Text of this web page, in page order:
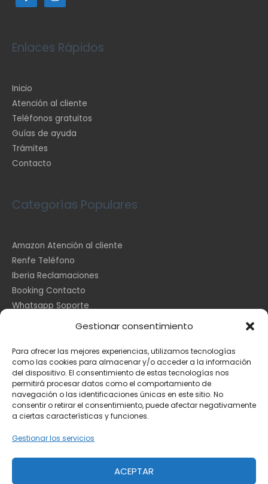
Gestionar consentimiento
Para ofrecer las mejores experiencias, utilizamos tecnologías
como las cookies para almacenar y/o acceder a la información
del dispositivo. El consentimiento de estas tecnologías nos
permitirá procesar datos como el comportamiento de
navegación o las identificaciones únicas en este sitio. No
consentir o retirar el consentimiento, puede afectar negativamente
a ciertas características y funciones.
Gestionar los servicios
ACEPTAR
Enlaces Rápidos
Inicio
Atención al cliente
Teléfonos gratuitos
Guías de ayuda
Trámites
Contacto
Categorías Populares
Amazon Atención al cliente
Renfe Teléfono
Iberia Reclamaciones
Booking Contacto
Whatsapp Soporte
Información Legal
Aviso Legal